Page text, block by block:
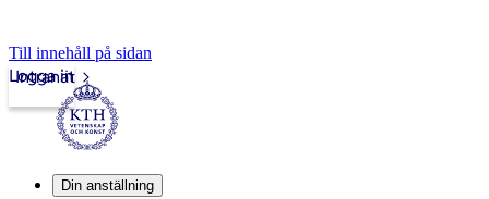
Till innehåll på sidan
Intranät
Logga in
Din anställning